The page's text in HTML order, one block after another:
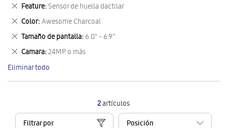
2artículos
Filtrar por
Feature Sensor de huella dactilar
Eliminar
este
artículo
Color Awesome Charcoal
Eliminar
este
artículo
Tamaño de pantalla 6.0" - 6.9"
Eliminar
este
artículo
Camara 24MP o más
Eliminar
este
artículo
Eliminar todo